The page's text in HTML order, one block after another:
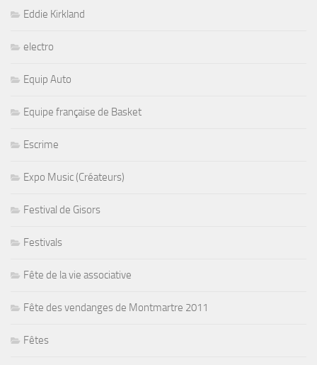
Eddie Kirkland
electro
Equip Auto
Equipe française de Basket
Escrime
Expo Music (Créateurs)
Festival de Gisors
Festivals
Fête de la vie associative
Fête des vendanges de Montmartre 2011
Fêtes